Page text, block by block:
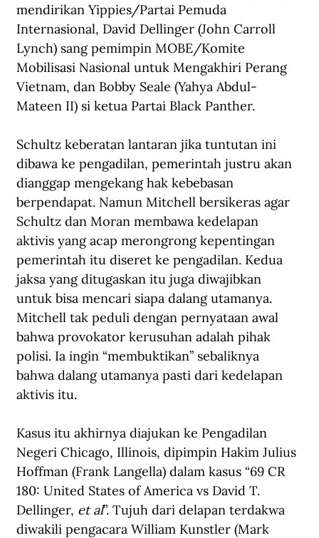
mendirikan Yippies/Partai Pemuda
Internasional, David Dellinger (John Carroll
Lynch) sang pemimpin MOBE/Komite
Mobilisasi Nasional untuk Mengakhiri Perang
Vietnam, dan Bobby Seale (Yahya Abdul-
Mateen II) si ketua Partai Black Panther.
Schultz keberatan lantaran jika tuntutan ini
dibawa ke pengadilan, pemerintah justru akan
dianggap mengekang hak kebebasan
berpendapat. Namun Mitchell bersikeras agar
Schultz dan Moran membawa kedelapan
aktivis yang acap merongrong kepentingan
pemerintah itu diseret ke pengadilan. Kedua
jaksa yang ditugaskan itu juga diwajibkan
untuk bisa mencari siapa dalang utamanya.
Mitchell tak peduli dengan pernyataan awal
bahwa provokator kerusuhan adalah pihak
polisi. Ia ingin “membuktikan” sebaliknya
bahwa dalang utamanya pasti dari kedelapan
aktivis itu.
Kasus itu akhirnya diajukan ke Pengadilan
Negeri Chicago, Illinois, dipimpin Hakim Julius
Hoffman (Frank Langella) dalam kasus “69 CR
180: United States of America vs David T.
Dellinger, et al”. Tujuh dari delapan terdakwa
diwakili pengacara William Kunstler (Mark